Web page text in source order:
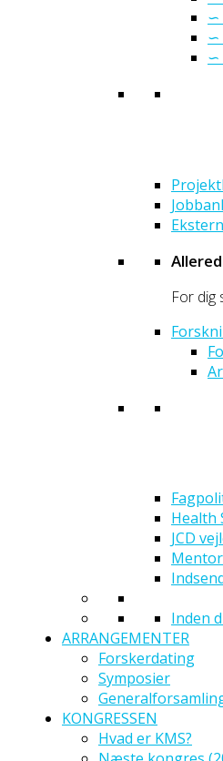
∽
∽
∽
For dig
Health
JCD
Inden
ARRANGEMENTER
Forskerdating
Symposier
KONGRESSEN
Hvad er KMS?